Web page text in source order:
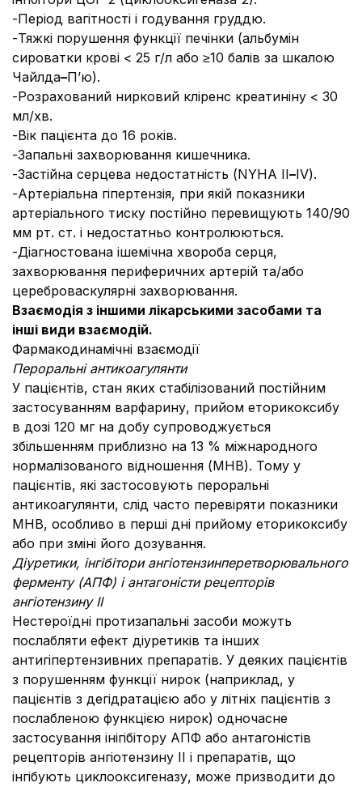
-Період вагітності і годування груддю.
-Тяжкі порушення функції печінки (альбумін
сироватки крові < 25 г/л або ≥10 балів за шкалою
Чайлда–П’ю).
-Розрахований нирковий кліренс креатиніну < 30
мл/хв.
-Вік пацієнта до 16 років.
-Запальні захворювання кишечника.
-Застійна серцева недостатність (NYHA II–IV).
-Артеріальна гіпертензія, при якій показники
артеріального тиску постійно перевищують 140/90
мм рт. ст. і недостатньо контролюються.
-Діагностована ішемічна хвороба серця,
захворювання периферичних артерій та/або
цереброваскулярні захворювання.
Взаємодія з іншими лікарськими засобами та
інші види взаємодій.
Фармакодинамічні взаємодії
Пероральні антикоагулянти
У пацієнтів, стан яких стабілізований постійним
застосуванням варфарину, прийом еторикоксибу
в дозі 120 мг на добу супроводжується
збільшенням приблизно на 13 % міжнародного
нормалізованого відношення (МНВ). Тому у
пацієнтів, які застосовують пероральні
антикоагулянти, слід часто перевіряти показники
МНВ, особливо в перші дні прийому еторикоксибу
або при зміні його дозування.
Діуретики, інгібітори ангіотензинперетворювального
ферменту (АПФ) і антагоністи рецепторів
ангіотензину ІІ
Нестероїдні протизапальні засоби можуть
послабляти ефект діуретиків та інших
антигіпертензивних препаратів. У деяких пацієнтів
з порушенням функції нирок (наприклад, у
пацієнтів з дегідратацією або у літніх пацієнтів з
послабленою функцією нирок) одночасне
застосування інігібітору АПФ або антагоністів
рецепторів ангіотензину ІІ і препаратів, що
інгібують циклооксигеназу, може призводити до